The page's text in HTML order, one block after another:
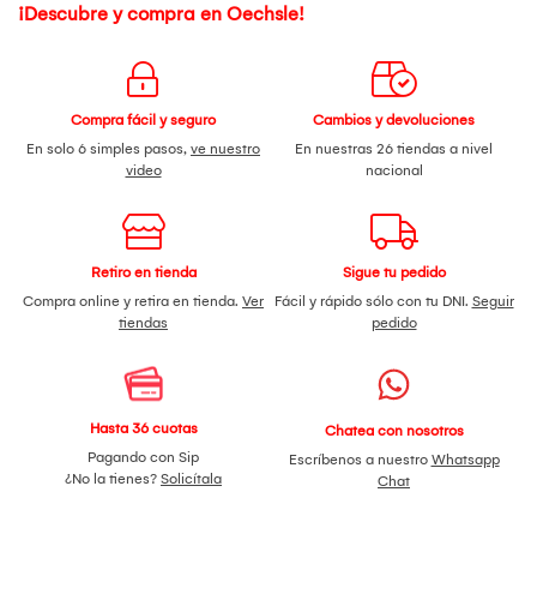
¡Descubre y compra en Oechsle!
Compra fácil y seguro
En solo 6 simples pasos, ve nuestro
video
Cambios y devoluciones
En nuestras 26 tiendas a nivel
nacional
Retiro en tienda
Compra online y retira en tienda. Ver
tiendas
Sigue tu pedido
Fácil y rápido sólo con tu DNI. Seguir
pedido
Hasta 36 cuotas
Pagando con Sip
¿No la tienes? Solicítala
Chatea con nosotros
Escríbenos a nuestro Whatsapp
Chat